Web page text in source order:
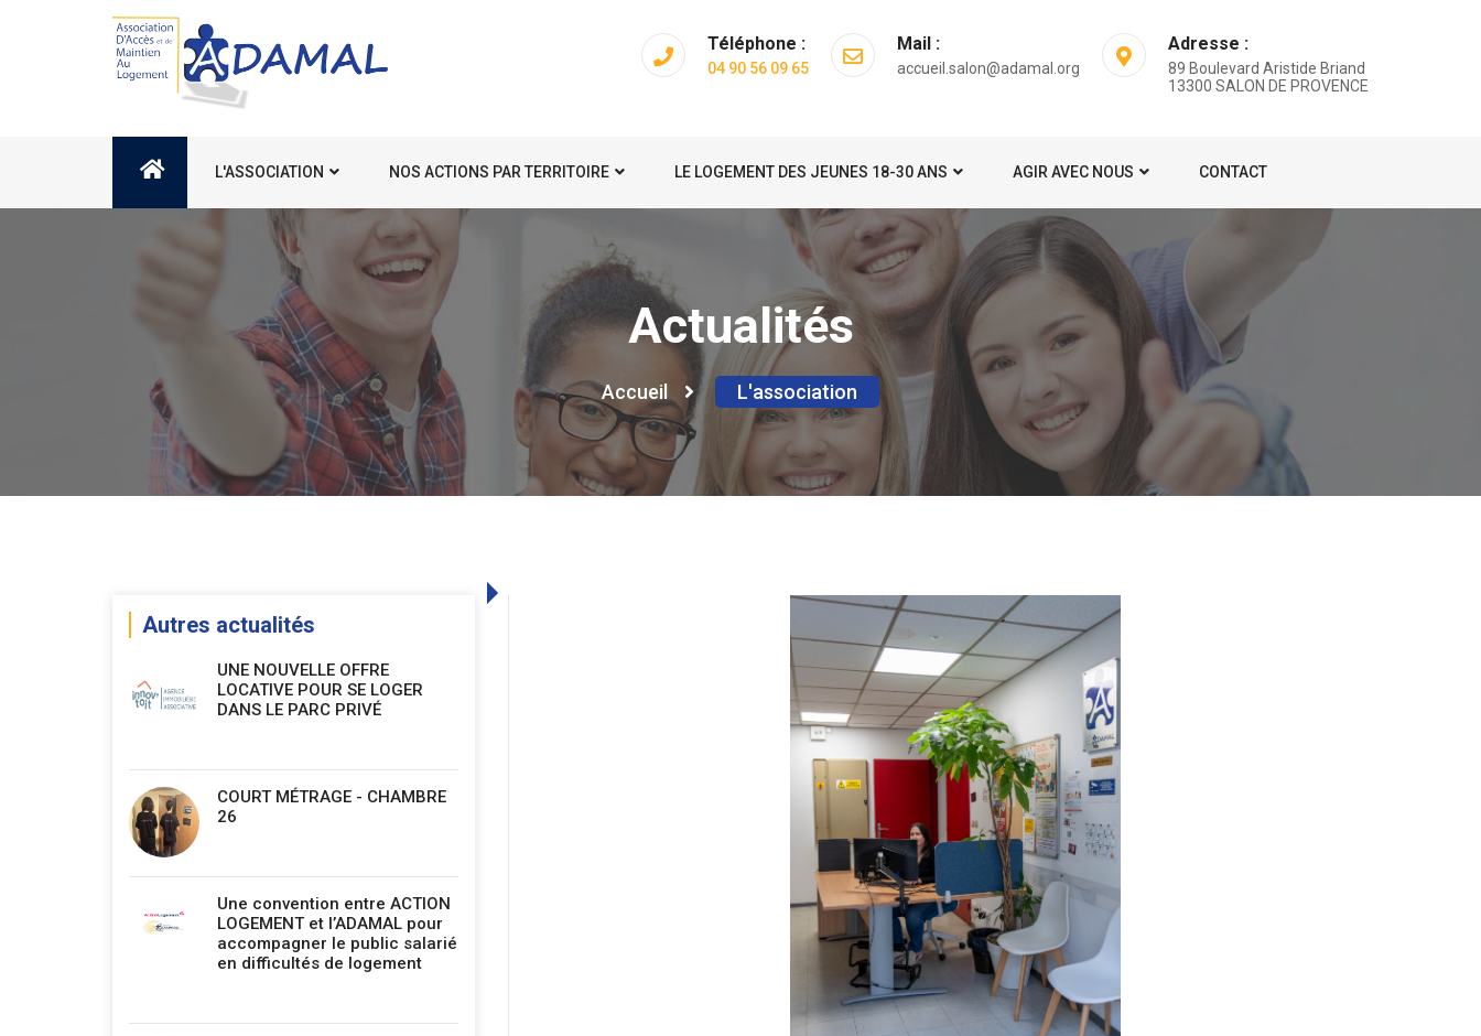
Téléphone :
04 90 56 09 65
Mail :
accueil.salon@adamal.org
Adresse :
89 Boulevard Aristide Briand
13300 SALON DE PROVENCE
L'ASSOCIATION NOS ACTIONS PAR TERRITOIRE LE LOGEMENT DES JEUNES 18-30 ANS AGIR AVEC NOUS CONTACT
Actualités
Accueil L'association
Autres actualités
UNE NOUVELLE OFFRE
LOCATIVE POUR SE LOGER
DANS LE PARC PRIVÉ
COURT MÉTRAGE - CHAMBRE
26
Une convention entre ACTION
LOGEMENT et l’ADAMAL pour
accompagner le public salarié
en difficultés de logement